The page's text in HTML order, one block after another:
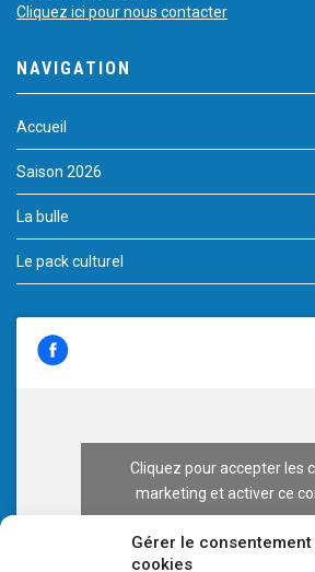
Gérer le consentement
cookies
Cliquez ici pour nous contacter
NAVIGATION
Accueil
Saison 2026
La bulle
Le pack culturel
Cliquez pour accepter les
marketing et activer ce